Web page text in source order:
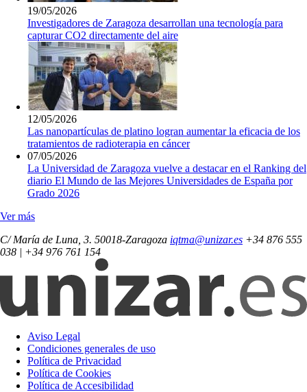
19/05/2026
Investigadores de Zaragoza desarrollan una tecnología para
capturar CO2 directamente del aire
12/05/2026
Las nanopartículas de platino logran aumentar la eficacia de los
tratamientos de radioterapia en cáncer
07/05/2026
La Universidad de Zaragoza vuelve a destacar en el Ranking del
diario El Mundo de las Mejores Universidades de España por
Grado 2026
Ver más
C/ María de Luna, 3. 50018-Zaragoza iqtma@unizar.es +34 876 555
038 | +34 976 761 154
Aviso Legal
Condiciones generales de uso
Política de Privacidad
Política de Cookies
Política de Accesibilidad